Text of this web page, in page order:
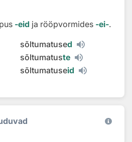
‑eid ja rööpvormides ‑ei‑.
sõltumatused
sõltumatuste
sõltumatuseid